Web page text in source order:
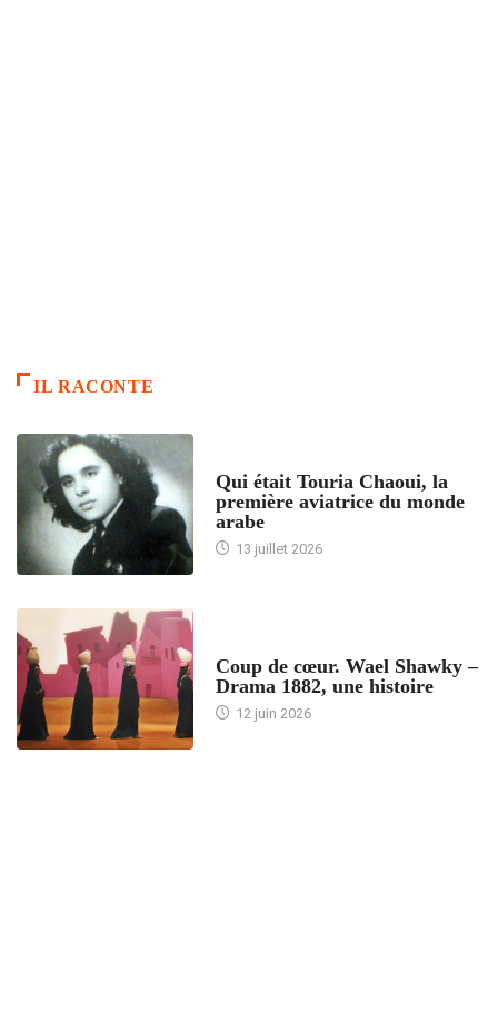
IL RACONTE
Qui était Touria Chaoui, la
première aviatrice du monde
arabe
13 juillet 2026
Coup de cœur. Wael Shawky –
Drama 1882, une histoire
12 juin 2026